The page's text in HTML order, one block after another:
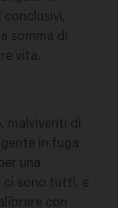
somma di
vita.
malviventi di
in fuga
una
ci sono tutti, e
con